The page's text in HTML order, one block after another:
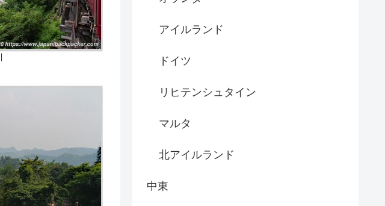
アイルランド
ドイツ
リヒテンシュタイン
マルタ
北アイルランド
中東